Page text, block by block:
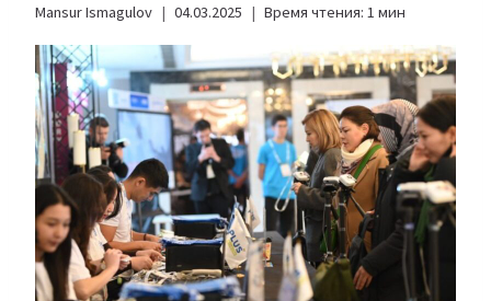
Mansur Ismagulov 04.03.2025 Время чтения: 1 мин